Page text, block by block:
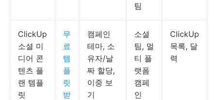
팀
ClickUp
소셜 미
디어 콘
텐츠 플
랜 템플
릿
무
료
템
플
릿
받
캠페인
테마, 소
유자/날
짜 할당,
이중 보
기
소셜
팀, 멀
티 플
랫폼
캠페
인
ClickUp
목록, 달
력